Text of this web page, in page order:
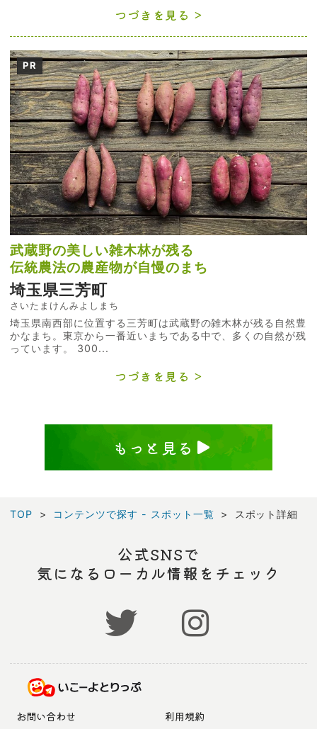
つづきを見る
PR
武蔵野の美しい雑木林が残る
伝統農法の農産物が自慢のまち
埼玉県三芳町
さいたまけんみよしまち
埼玉県南西部に位置する三芳町は武蔵野の雑木林が残る自然豊
かなまち。東京から一番近いまちである中で、多くの自然が残
っています。 300...
つづきを見る
もっと見る
TOP コンテンツで探す - スポット一覧 スポット詳細
公式SNSで
気になるローカル情報をチェック
お問い合わせ 利用規約